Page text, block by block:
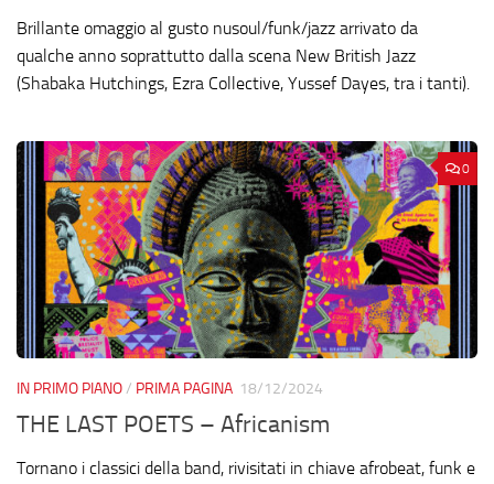
Brillante omaggio al gusto nusoul/funk/jazz arrivato da
qualche anno soprattutto dalla scena New British Jazz
(Shabaka Hutchings, Ezra Collective, Yussef Dayes, tra i tanti).
0
IN PRIMO PIANO/ PRIMA PAGINA 18/12/2024
THE LAST POETS – Africanism
Tornano i classici della band, rivisitati in chiave afrobeat, funk e